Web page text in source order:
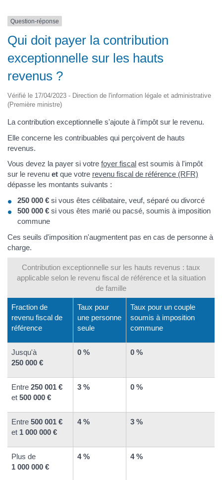
Question-réponse
Qui doit payer la contribution
exceptionnelle sur les hauts
revenus ?
Vérifié le 17/04/2023 - Direction de l'information légale et administrative
(Première ministre)
La contribution exceptionnelle s'ajoute à l'impôt sur le revenu.
Elle concerne les contribuables qui perçoivent de hauts
revenus.
Vous devez la payer si votre foyer fiscal est soumis à l'impôt
sur le revenu et que votre revenu fiscal de référence (RFR)
dépasse les montants suivants :
250 000 € si vous êtes célibataire, veuf, séparé ou divorcé
500 000 € si vous êtes marié ou pacsé, soumis à imposition
commune
Ces seuils d'imposition n'augmentent pas en cas de personne à
charge.
Contribution exceptionnelle sur les hauts revenus : taux
applicable selon le revenu fiscal de référence et la situation
de famille
Fraction de
revenu fiscal de
référence
Taux pour
une personne
seule
Taux pour un couple
soumis à imposition
commune
Jusqu'à
250 000 €
0 % 0 %
Entre 250 001 €
et 500 000 €
3 % 0 %
Entre 500 001 €
et 1 000 000 €
4 % 3 %
Plus de
1 000 000 €
4 % 4 %